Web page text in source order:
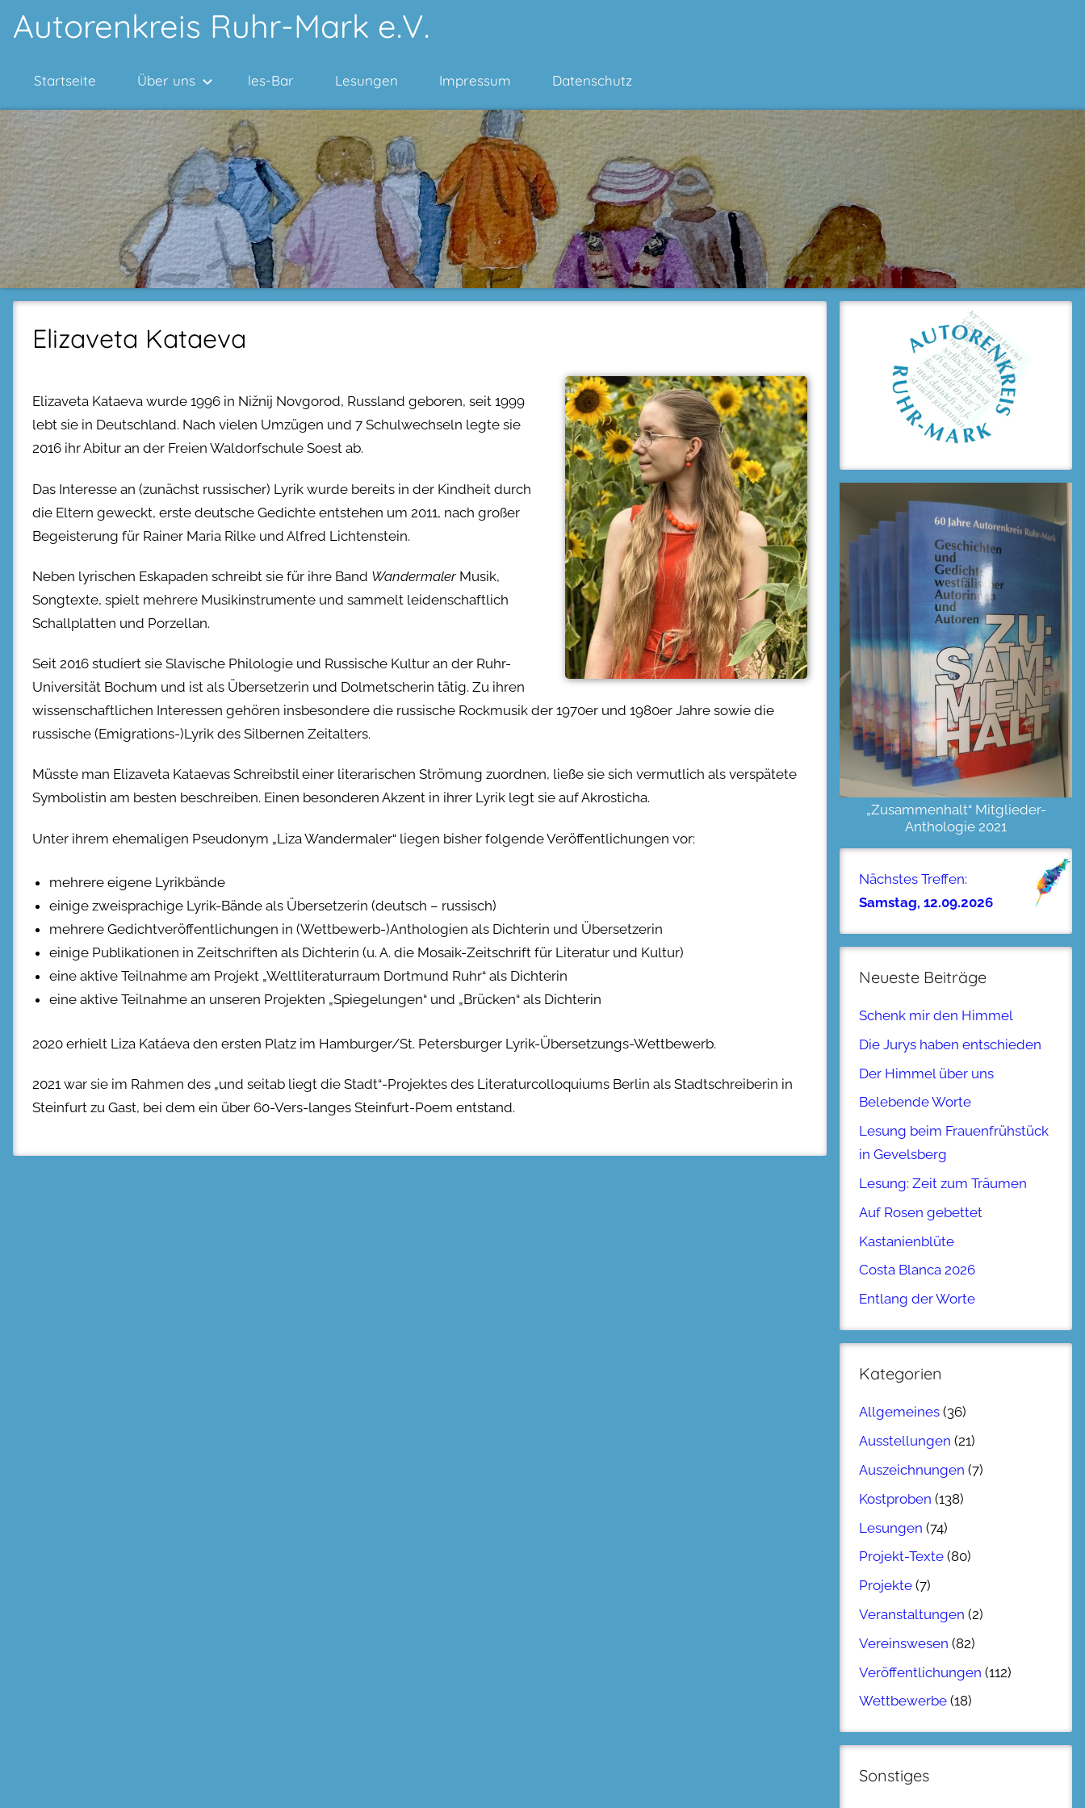
Inhalt
Autorenkreis Ruhr-Mark e.V.
Startseite Über uns les-Bar Lesungen Impressum Datenschutz
Elizaveta Kataeva
Elizaveta Kataeva wurde 1996 in Nižnij Novgorod, Russland geboren, seit 1999
lebt sie in Deutschland. Nach vielen Umzügen und 7 Schulwechseln legte sie
2016 ihr Abitur an der Freien Waldorfschule Soest ab.
Das Interesse an (zunächst russischer) Lyrik wurde bereits in der Kindheit durch
die Eltern geweckt, erste deutsche Gedichte entstehen um 2011, nach großer
Begeisterung für Rainer Maria Rilke und Alfred Lichtenstein.
Neben lyrischen Eskapaden schreibt sie für ihre Band WandermalerMusik,
Songtexte, spielt mehrere Musikinstrumente und sammelt leidenschaftlich
Schallplatten und Porzellan.
Seit 2016 studiert sie Slavische Philologie und Russische Kultur an der Ruhr-
Universität Bochum und ist als Übersetzerin und Dolmetscherin tätig. Zu ihren
wissenschaftlichen Interessen gehören insbesondere die russische Rockmusik der 1970er und 1980er Jahre sowie die
russische (Emigrations-)Lyrik des Silbernen Zeitalters.
Müsste man Elizaveta Kataevas Schreibstil einer literarischen Strömung zuordnen, ließe sie sich vermutlich als verspätete
Symbolistin am besten beschreiben. Einen besonderen Akzent in ihrer Lyrik legt sie auf Akrosticha.
Unter ihrem ehemaligen Pseudonym „Liza Wandermaler“ liegen bisher folgende Veröffentlichungen vor:
mehrere eigene Lyrikbände
einige zweisprachige Lyrik-Bände als Übersetzerin (deutsch – russisch)
mehrere Gedichtveröffentlichungen in (Wettbewerb-)Anthologien als Dichterin und Übersetzerin
einige Publikationen in Zeitschriften als Dichterin (u. A. die Mosaik-Zeitschrift für Literatur und Kultur)
eine aktive Teilnahme am Projekt „Weltliteraturraum Dortmund Ruhr“ als Dichterin
eine aktive Teilnahme an unseren Projekten „Spiegelungen“ und „Brücken“ als Dichterin
2020 erhielt Liza Katáeva den ersten Platz im Hamburger/St. Petersburger Lyrik-Übersetzungs-Wettbewerb.
2021 war sie im Rahmen des „und seitab liegt die Stadt“-Projektes des Literaturcolloquiums Berlin als Stadtschreiberin in
Steinfurt zu Gast, bei dem ein über 60-Vers-langes Steinfurt-Poem entstand.
„Zusammenhalt“ Mitglieder-
Anthologie 2021
Nächstes Treffen:
Samstag, 12.09.2026
Neueste Beiträge
Schenk mir den Himmel
Die Jurys haben entschieden
Der Himmel über uns
Belebende Worte
Lesung beim Frauenfrühstück
in Gevelsberg
Lesung: Zeit zum Träumen
Auf Rosen gebettet
Kastanienblüte
Costa Blanca 2026
Entlang der Worte
Kategorien
Allgemeines (36)
Ausstellungen (21)
Auszeichnungen (7)
Kostproben (138)
Lesungen (74)
Projekt-Texte (80)
Projekte (7)
Veranstaltungen (2)
Vereinswesen (82)
Veröffentlichungen (112)
Wettbewerbe (18)
Sonstiges